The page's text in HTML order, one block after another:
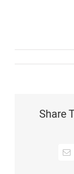
Share
כתובת